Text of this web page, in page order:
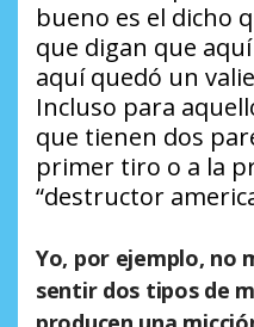
bueno es el dicho
que digan que
aquí quedó un
Incluso para
que tienen dos
primer tiro o a la
“destructor
Yo, por ejemplo, no
sentir dos tipos de